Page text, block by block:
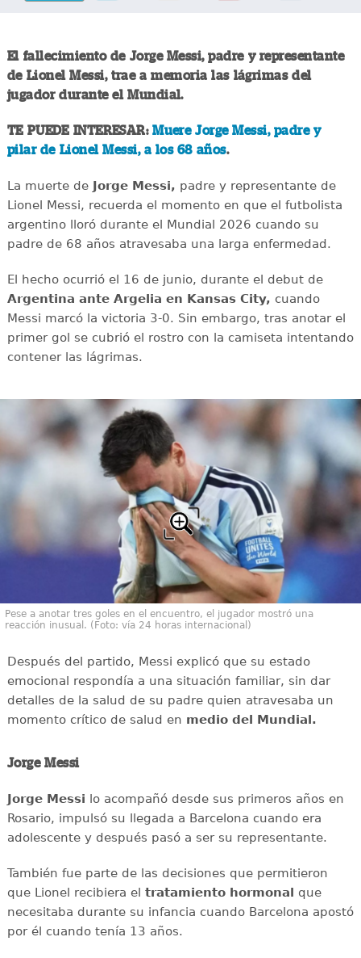
El fallecimiento de Jorge Messi, padre y representante
de Lionel Messi, trae a memoria las lágrimas del
jugador durante el Mundial.
TE PUEDE INTERESAR:Muere Jorge Messi, padre y
pilar de Lionel Messi, a los 68 años.
La muerte de Jorge Messi, padre y representante de
Lionel Messi, recuerda el momento en que el futbolista
argentino lloró durante el Mundial 2026 cuando su
padre de 68 años atravesaba una larga enfermedad.
El hecho ocurrió el 16 de junio, durante el debut de
Argentina ante Argelia en Kansas City, cuando
Messi marcó la victoria 3-0. Sin embargo, tras anotar el
primer gol se cubrió el rostro con la camiseta intentando
contener las lágrimas.
Pese a anotar tres goles en el encuentro, el jugador mostró una
reacción inusual. (Foto: vía 24 horas internacional)
Después del partido, Messi explicó que su estado
emocional respondía a una situación familiar, sin dar
detalles de la salud de su padre quien atravesaba un
momento crítico de salud en medio del Mundial.
Jorge Messi
Jorge Messi lo acompañó desde sus primeros años en
Rosario, impulsó su llegada a Barcelona cuando era
adolescente y después pasó a ser su representante.
También fue parte de las decisiones que permitieron
que Lionel recibiera el tratamiento hormonal que
necesitaba durante su infancia cuando Barcelona apostó
por él cuando tenía 13 años.